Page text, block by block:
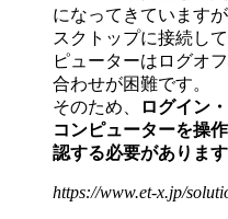
になってきています
スクトップに接続し
ピューターはログオ
合わせが困難です。
そのため、
ログイン
コンピューターを操
認する必要があります
https://www.et-x.jp/